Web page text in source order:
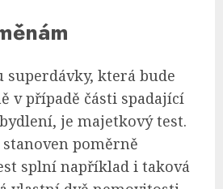
která bude
v případě části spadající
je majetkový test.
poměrně
splní například i taková